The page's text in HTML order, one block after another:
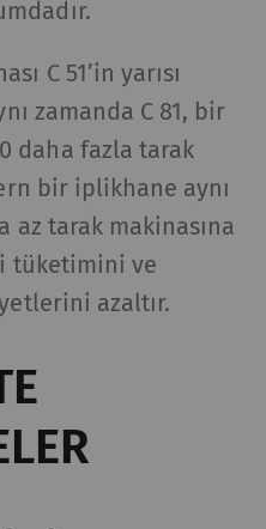
C 51’in yarısı
zamanda C 81, bir
daha fazla tarak
bir iplikhane aynı
az tarak makinasına
tüketimini ve
azaltır.
için
Oturum
per
session
HTTP
sitesinde
için
1 day